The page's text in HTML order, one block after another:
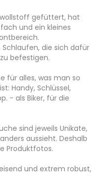
gefüttert, hat
und ein kleines
die sich dafür
befestigen.
für alles, was man so
Handy, Schlüssel,
- als Biker, für die
sind jeweils Unikate,
aussieht. Deshalb
Produktfotos.
und extrem robust,